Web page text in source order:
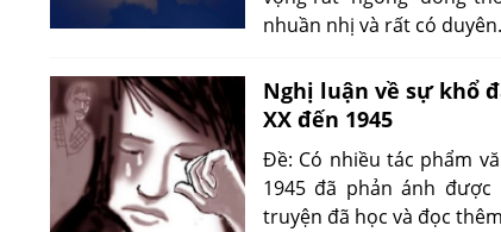
nhuần nhị và rất có
Nghị luận về sự khổ
XX đến 1945
Đề: Có nhiều tác phẩm
1945 đã phản ánh
truyện đã học và đọc